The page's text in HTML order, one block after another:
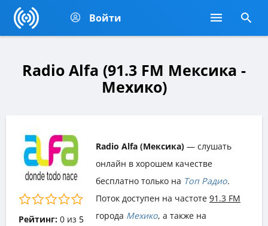
Войти
Radio Alfa (91.3 FM Мексика -
Мехико)
Рейтинг: 0из 5
Radio Alfa (Мексика) — слушать
онлайн в хорошем качестве
бесплатно только на Топ Радио.
Поток доступен на частоте 91.3 FM
города Мехико, а также на